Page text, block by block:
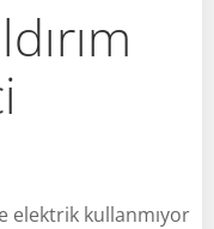
elektrik kullanmıyor